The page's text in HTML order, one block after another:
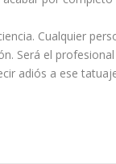
Cualquier
Será el
adiós a ese